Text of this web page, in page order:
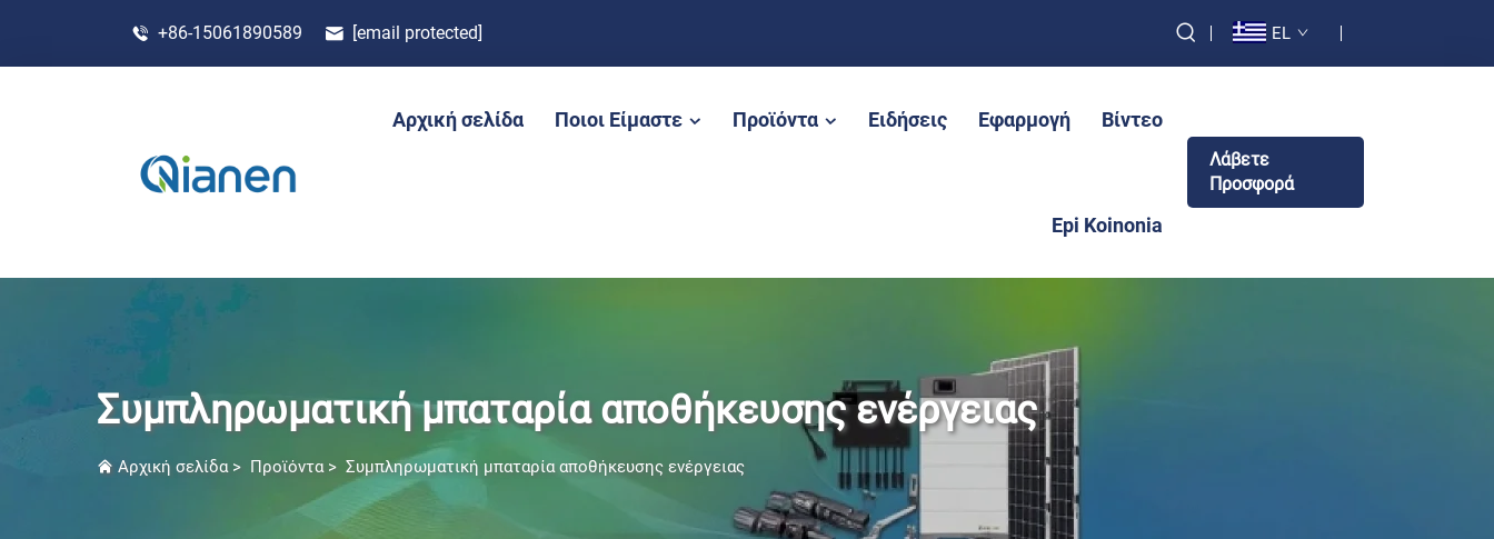
+86-15061890589 [email protected] EL
Αρχική σελίδα Ποιοι Είμαστε Προϊόντα Ειδήσεις Εφαρμογή Βίντεο
Epi Koinonia
Λάβετε
Προσφορά
Συμπληρωματική μπαταρία αποθήκευσης ενέργειας
Αρχική σελίδα> Προϊόντα> Συμπληρωματική μπαταρία αποθήκευσης ενέργειας